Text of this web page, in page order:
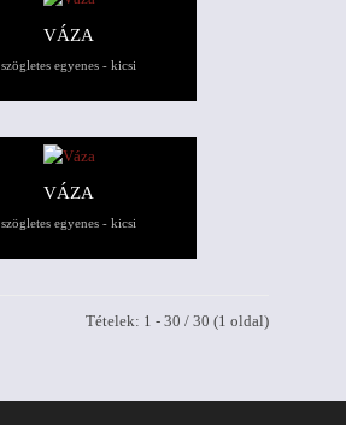
VÁZA
szögletes egyenes - kicsi
VÁZA
szögletes egyenes - kicsi
Tételek: 1 - 30 / 30 (1 oldal)